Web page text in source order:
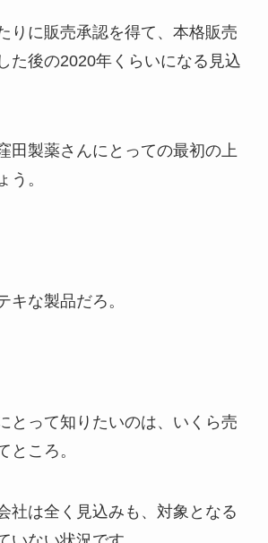
りに販売承認を得て、本格販売
た後の2020年くらいになる見込
田製薬さんにとっての最初の上
う。
キな製品だろ。
とって知りたいのは、いくら売
ところ。
社は全く見込みも、対象となる